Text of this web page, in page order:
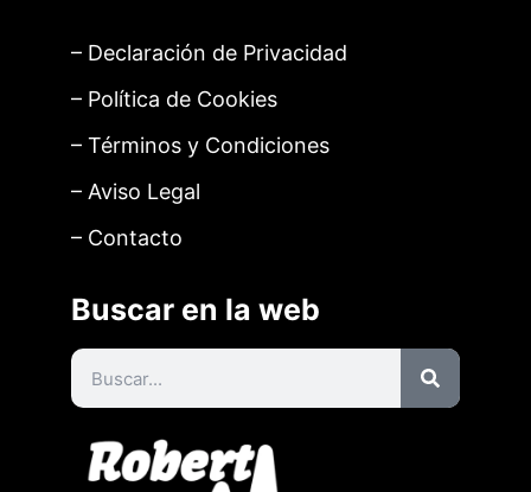
– Declaración de Privacidad
– Política de Cookies
– Términos y Condiciones
– Aviso Legal
– Contacto
Buscar en la web